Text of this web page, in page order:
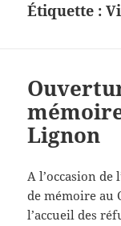
Étiquette :
Lignon
A l’occasion
de mémoire au
l’accueil des